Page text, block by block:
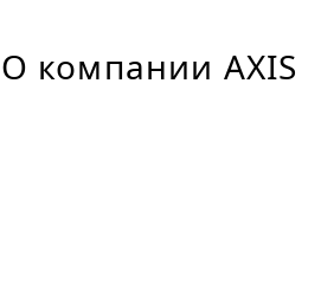
О компании AXIS